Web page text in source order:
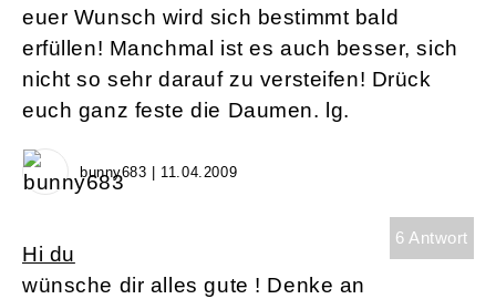
euer Wunsch wird sich bestimmt bald
erfüllen! Manchmal ist es auch besser, sich
nicht so sehr darauf zu versteifen! Drück
euch ganz feste die Daumen. lg.
bunny683 | 11.04.2009
6 Antwort
Hi du
wünsche dir alles gute ! Denke an